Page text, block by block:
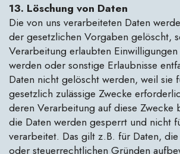
13. Löschung von Daten
Die von uns verarbeiteten Daten
der gesetzlichen Vorgaben gelöscht,
Verarbeitung erlaubten
werden oder sonstige Erlaubnisse
Daten nicht gelöscht werden, weil sie
gesetzlich zulässige Zwecke
deren Verarbeitung auf diese Zwecke
die Daten werden gesperrt und nicht
verarbeitet. Das gilt z.B. für Daten, die
oder steuerrechtlichen Gründen